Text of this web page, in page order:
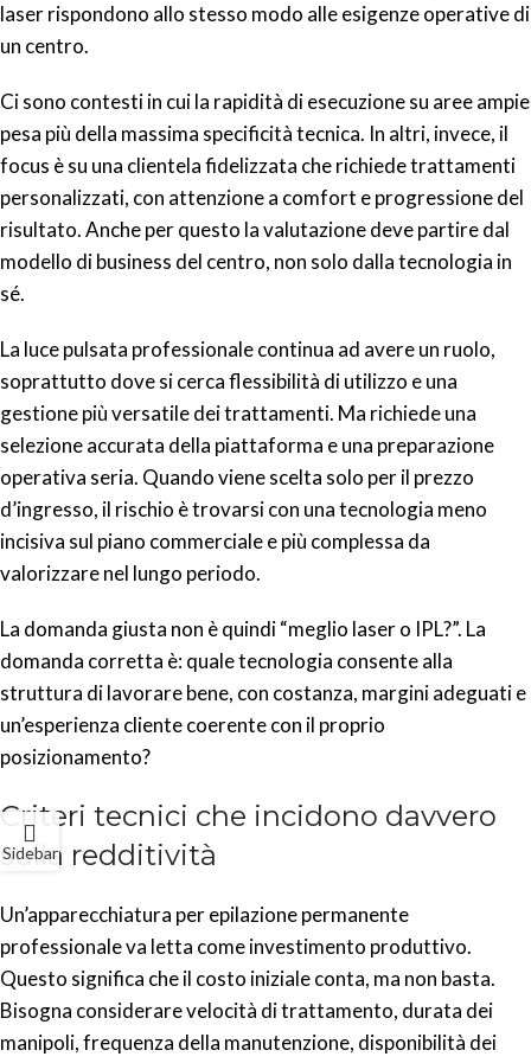
laser rispondono allo stesso modo alle esigenze operative di
un centro.
Ci sono contesti in cui la rapidità di esecuzione su aree ampie
pesa più della massima specificità tecnica. In altri, invece, il
focus è su una clientela fidelizzata che richiede trattamenti
personalizzati, con attenzione a comfort e progressione del
risultato. Anche per questo la valutazione deve partire dal
modello di business del centro, non solo dalla tecnologia in
sé.
La luce pulsata professionale continua ad avere un ruolo,
soprattutto dove si cerca flessibilità di utilizzo e una
gestione più versatile dei trattamenti. Ma richiede una
selezione accurata della piattaforma e una preparazione
operativa seria. Quando viene scelta solo per il prezzo
d’ingresso, il rischio è trovarsi con una tecnologia meno
incisiva sul piano commerciale e più complessa da
valorizzare nel lungo periodo.
La domanda giusta non è quindi “meglio laser o IPL?”. La
domanda corretta è: quale tecnologia consente alla
struttura di lavorare bene, con costanza, margini adeguati e
un’esperienza cliente coerente con il proprio
posizionamento?
Criteri tecnici che incidono davvero
sulla redditività
Un’apparecchiatura per epilazione permanente
professionale va letta come investimento produttivo.
Questo significa che il costo iniziale conta, ma non basta.
Bisogna considerare velocità di trattamento, durata dei
manipoli, frequenza della manutenzione, disponibilità dei
Sidebar